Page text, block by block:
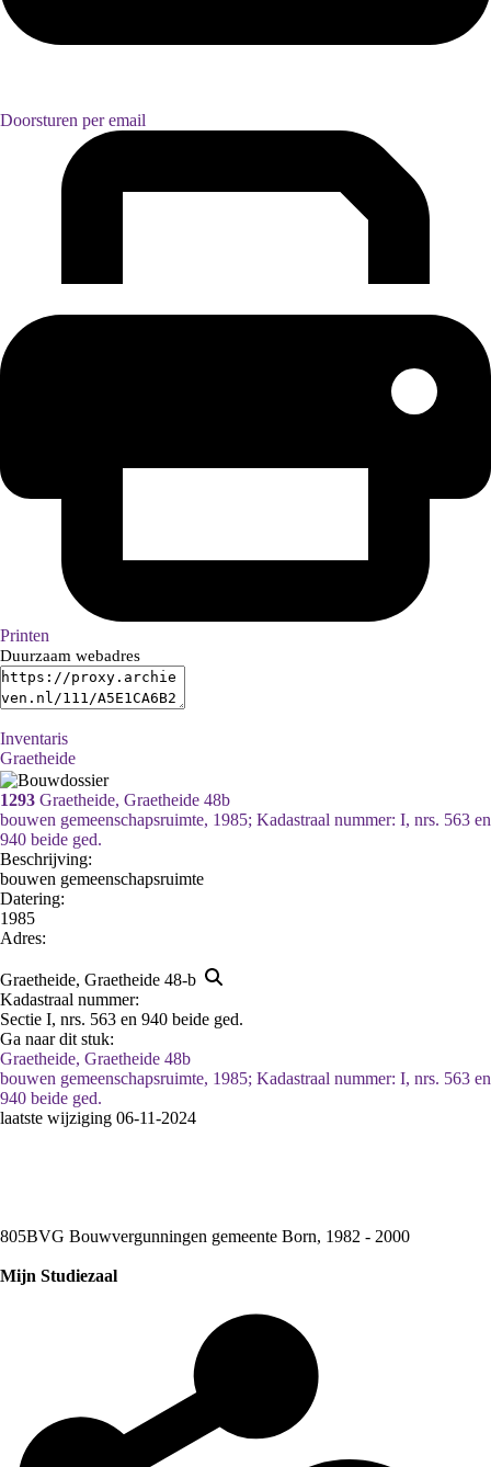
Doorsturen per email
Printen
Duurzaam webadres
Inventaris
Graetheide
1293 Graetheide, Graetheide 48b
bouwen gemeenschapsruimte, 1985; Kadastraal nummer: I, nrs. 563 en
940 beide ged.
Beschrijving:
bouwen gemeenschapsruimte
Datering:
1985
Adres:
Graetheide, Graetheide 48-b
Kadastraal nummer:
Sectie I, nrs. 563 en 940 beide ged.
Ga naar dit stuk:
Graetheide, Graetheide 48b
bouwen gemeenschapsruimte, 1985; Kadastraal nummer: I, nrs. 563 en
940 beide ged.
laatste wijziging 06-11-2024
805BVG Bouwvergunningen gemeente Born, 1982 - 2000
Mijn Studiezaal